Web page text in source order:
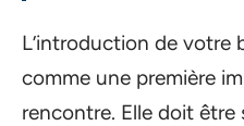
L’introduction de votre
comme une première
rencontre. Elle doit